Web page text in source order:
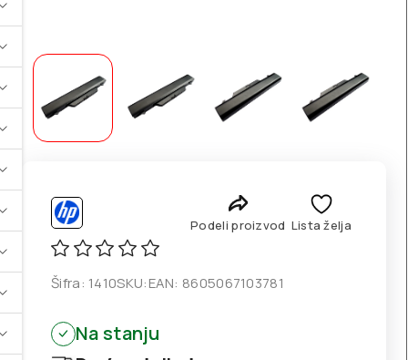
Podeli proizvod Lista želja
Šifra: 1410SKU:EAN: 8605067103781
Na stanju